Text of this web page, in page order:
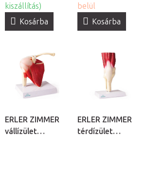
kiszállítás)
Kosárba
belül
Kosárba
ERLER ZIMMER
vállízület
ERLER ZIMMER
térdízület